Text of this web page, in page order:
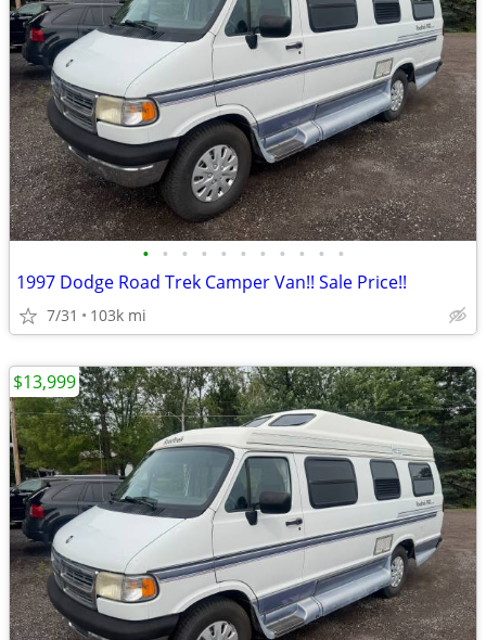
• • • • • • • • • • •
1997 Dodge Road Trek Camper Van!! Sale Price!!
7/31 103k mi
$13,999